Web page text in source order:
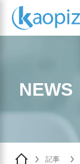
NEWS
記事